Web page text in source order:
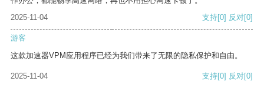
2025-11-04
支持[0] 反对[0]
游客
这款加速器VPM应用程序已经为我们带来了无限的隐私保护和自由。
2025-11-04 支持[0] 反对[0]